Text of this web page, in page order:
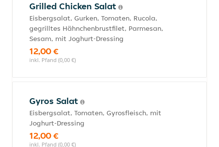
Grilled Chicken Salat
Eisbergsalat, Gurken, Tomaten, Rucola,
gegrilltes Hähnchenbrustfilet, Parmesan,
Sesam, mit Joghurt-Dressing
12,00 €
inkl. Pfand (0,00 €)
Gyros Salat
Eisbergsalat, Tomaten, Gyrosfleisch, mit
Joghurt-Dressing
12,00 €
inkl. Pfand (0,00 €)